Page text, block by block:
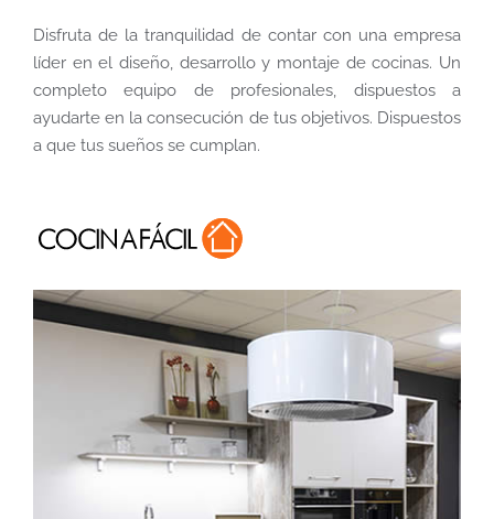
Disfruta de la tranquilidad de contar con una empresa
líder en el diseño, desarrollo y montaje de cocinas. Un
completo equipo de profesionales, dispuestos a
ayudarte en la consecución de tus objetivos. Dispuestos
a que tus sueños se cumplan.